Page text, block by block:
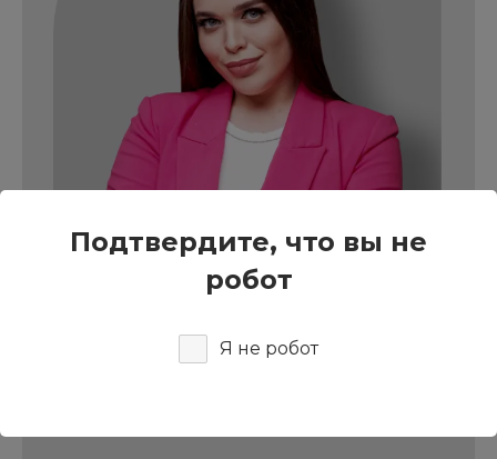
Подтвердите, что вы не
робот
Я не робот